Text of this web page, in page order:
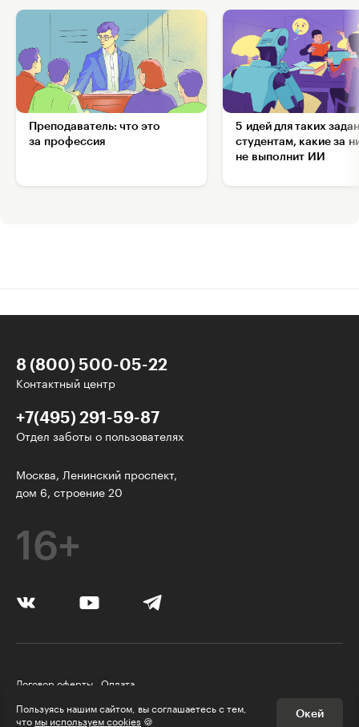
Преподаватель: что это
за профессия
5 идей для таких
студентам, какие за
не выполнит ИИ
8 (800) 500-05-22
Контактный центр
+7(495) 291-59-87
Отдел заботы о пользователях
Москва, Ленинский проспект,
дом 6, строение 20
16+
© Skillbox, 2026
Договор оферты Оплата
Политика конфиденциальности
Пользуясь нашим сайтом, вы соглашаетесь с тем,
что мы используем cookies 🍪 Окей
Интересное - на почту!
Выберите тему рассылки
Дизайн
Программирование